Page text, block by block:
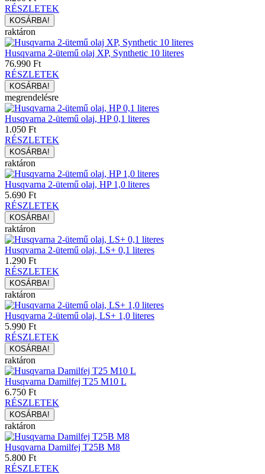
RÉSZLETEK
raktáron
Husqvarna 2-ütemű olaj XP, Synthetic 10 literes
76.990 Ft
RÉSZLETEK
megrendelésre
Husqvarna 2-ütemű olaj, HP 0,1 literes
1.050 Ft
RÉSZLETEK
raktáron
Husqvarna 2-ütemű olaj, HP 1,0 literes
5.690 Ft
RÉSZLETEK
raktáron
Husqvarna 2-ütemű olaj, LS+ 0,1 literes
1.290 Ft
RÉSZLETEK
raktáron
Husqvarna 2-ütemű olaj, LS+ 1,0 literes
5.990 Ft
RÉSZLETEK
raktáron
Husqvarna Damilfej T25 M10 L
6.750 Ft
RÉSZLETEK
raktáron
Husqvarna Damilfej T25B M8
5.800 Ft
RÉSZLETEK